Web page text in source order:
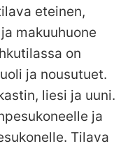
eteinen,
makuuhuone
on
ja nousutuet.
liesi ja uuni.
ja
Tilava